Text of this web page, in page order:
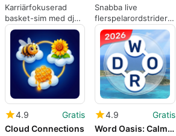
Karriärfokuserad
basket-sim med djup
säsong-till-säsong
progression
Snabba live
flerspelarordstrider
för
konkurrensutsatta
pusselspelare
4.9
Gratis
Cloud Connections
4.9
Gratis
Word Oasis: Calm Puzzle Game